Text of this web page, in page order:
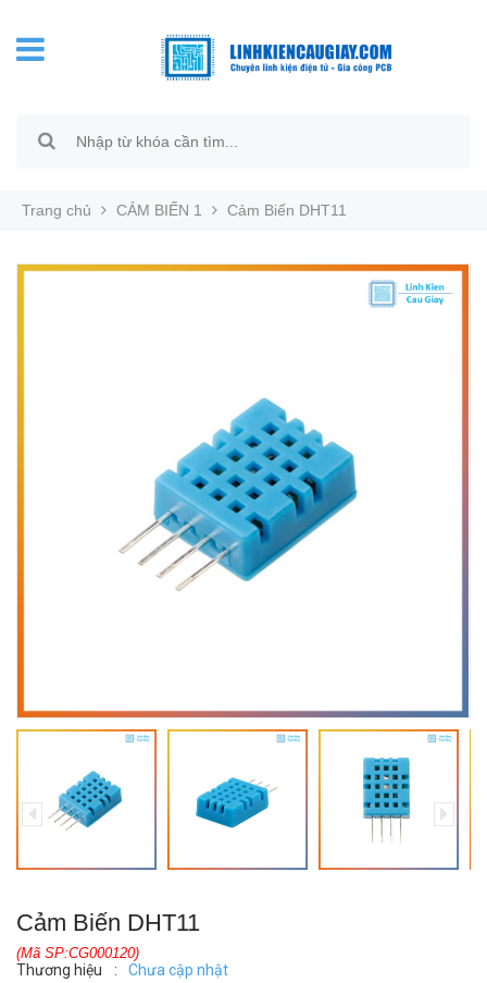
Trang chủ CẢM BIẾN 1 Cảm Biến DHT11
Cảm Biến DHT11
(Mã SP:CG000120)
Thương hiệu : Chưa cập nhật